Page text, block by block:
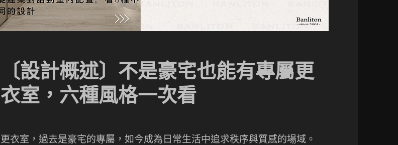
〔設計概述〕不是豪宅也能有專屬更
衣室，六種風格一次看
更衣室，過去是豪宅的專屬，如今成為日常生活中追求秩序與質感的場域。